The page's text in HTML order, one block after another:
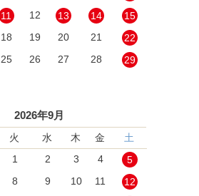
11 12 13 14
15
18 19 20 21
22
25 26 27 28
29
2026年9月
火 水 木 金
土
1
2 3 4
5
8 9 10 11
12